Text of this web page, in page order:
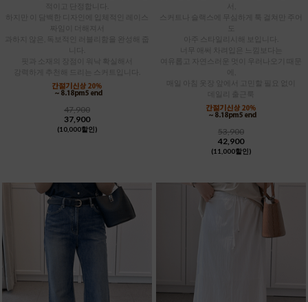
하지만 이 담백한 디자인에 입체적인 레이스
짜임이 더해져서
과하지 않은, 독보적인 러블리함을 완성해 줍
핏과 소재의 장점이 워낙 확실해서
강력하게 추천해 드리는 스커트입니다.
47,900
37,900
(10,000할인)
서,
스커트나 슬랙스에 무심하게 툭 걸쳐만 주어
아주 스타일리시해 보입니다.
너무 애써 차려입은 느낌보다는
여유롭고 자연스러운 멋이 우러나오기 때문
에,
매일 아침 옷장 앞에서 고민할 필요 없이
데일리 출근룩
53,900
42,900
(11,000할인)